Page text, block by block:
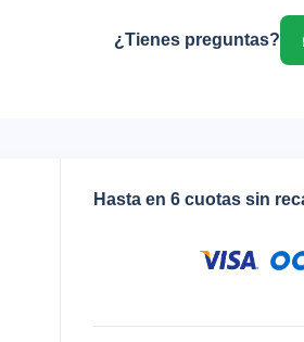
¿Tienes preguntas?
Hasta en 6 cuotas sin